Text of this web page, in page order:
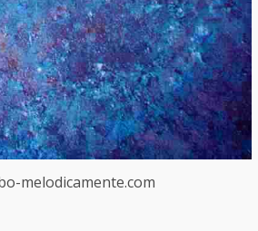
melodicamente.com